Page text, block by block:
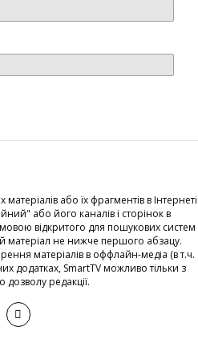
або їх фрагментів в Інтернеті
або його каналів і сторінок в
відкритого для пошукових систем
матеріал не нижче першого абзацу.
матеріалів в оффлайн-медіа (в т.ч.
додатках, SmartTV можливо тільки з
дозволу редакції.